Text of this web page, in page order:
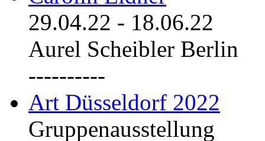
29.04.22 - 18.06.22
Aurel Scheibler Berlin
----------
Art Düsseldorf 2022
Gruppenausstellung